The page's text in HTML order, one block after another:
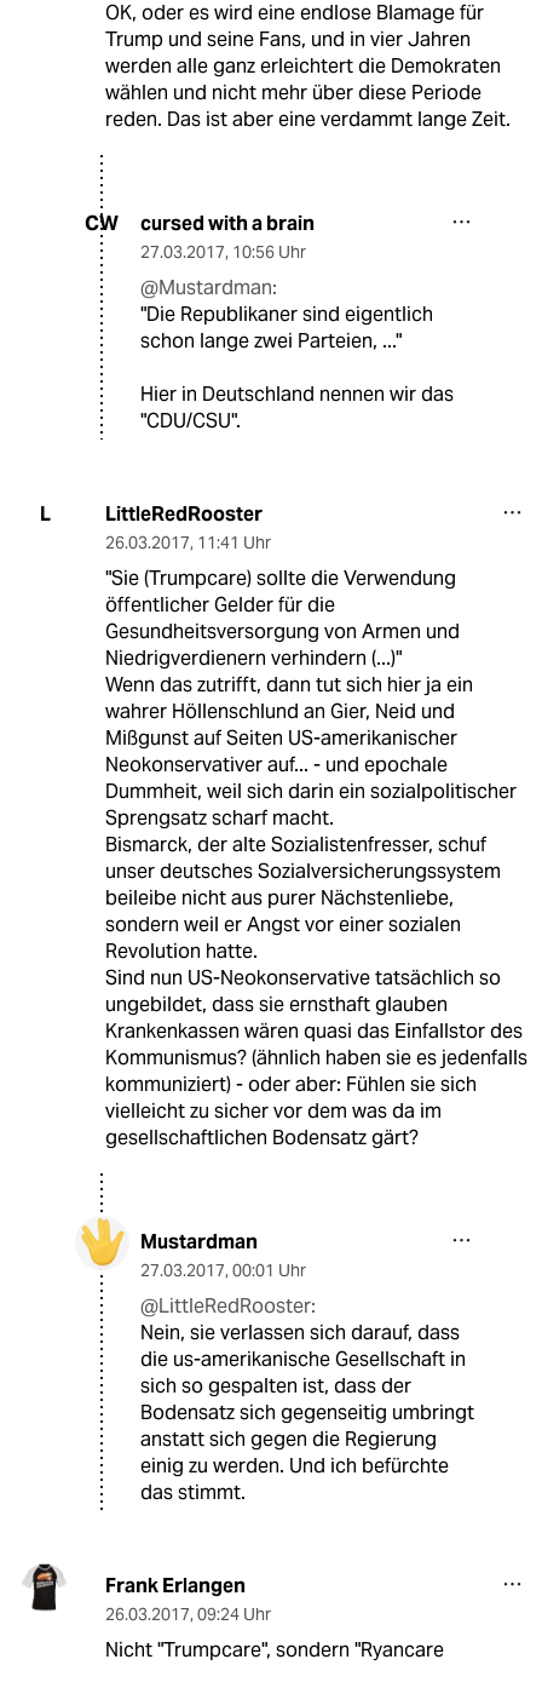
OK, oder es wird eine endlose Blamage für
Trump und seine Fans, und in vier Jahren
werden alle ganz erleichtert die Demokraten
wählen und nicht mehr über diese Periode
reden. Das ist aber eine verdammt lange Zeit.
CW cursed with a brain
27.03.2017, 10:56 Uhr
@Mustardman:
"Die Republikaner sind eigentlich
schon lange zwei Parteien, ..."
Hier in Deutschland nennen wir das
"CDU/CSU".
L LittleRedRooster
26.03.2017, 11:41 Uhr
"Sie (Trumpcare) sollte die Verwendung
öffentlicher Gelder für die
Gesundheitsversorgung von Armen und
Niedrigverdienern verhindern (...)"
Wenn das zutrifft, dann tut sich hier ja ein
wahrer Höllenschlund an Gier, Neid und
Mißgunst auf Seiten US-amerikanischer
Neokonservativer auf... - und epochale
Dummheit, weil sich darin ein sozialpolitischer
Sprengsatz scharf macht.
Bismarck, der alte Sozialistenfresser, schuf
unser deutsches Sozialversicherungssystem
beileibe nicht aus purer Nächstenliebe,
sondern weil er Angst vor einer sozialen
Revolution hatte.
Sind nun US-Neokonservative tatsächlich so
ungebildet, dass sie ernsthaft glauben
Krankenkassen wären quasi das Einfallstor des
Kommunismus? (ähnlich haben sie es jedenfalls
kommuniziert) - oder aber: Fühlen sie sich
vielleicht zu sicher vor dem was da im
gesellschaftlichen Bodensatz gärt?
Mustardman
27.03.2017, 00:01 Uhr
@LittleRedRooster:
Nein, sie verlassen sich darauf, dass
die us-amerikanische Gesellschaft in
sich so gespalten ist, dass der
Bodensatz sich gegenseitig umbringt
anstatt sich gegen die Regierung
einig zu werden. Und ich befürchte
das stimmt.
Frank Erlangen
26.03.2017, 09:24 Uhr
Nicht "Trumpcare", sondern "Ryancare